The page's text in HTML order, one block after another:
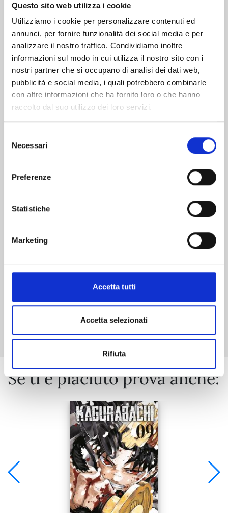
Questo sito web utilizza i cookie
Utilizziamo i cookie per personalizzare contenuti ed
annunci, per fornire funzionalità dei social media e per
analizzare il nostro traffico. Condividiamo inoltre
informazioni sul modo in cui utilizza il nostro sito con i
nostri partner che si occupano di analisi dei dati web,
pubblicità e social media, i quali potrebbero combinarle
con altre informazioni che ha fornito loro o che hanno
raccolto dal suo utilizzo dei loro servizi.
delNecessari
Preferenze
Statistiche
Marketing
Accetta tutti
Accetta selezionati
Rifiuta
Altri volumi della serie
Mostra tutto
Se ti è piaciuto prova anche: